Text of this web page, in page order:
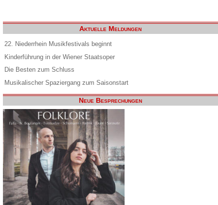
Aktuelle Meldungen
22. Niederrhein Musikfestivals beginnt
Kinderführung in der Wiener Staatsoper
Die Besten zum Schluss
Musikalischer Spaziergang zum Saisonstart
Neue Besprechungen